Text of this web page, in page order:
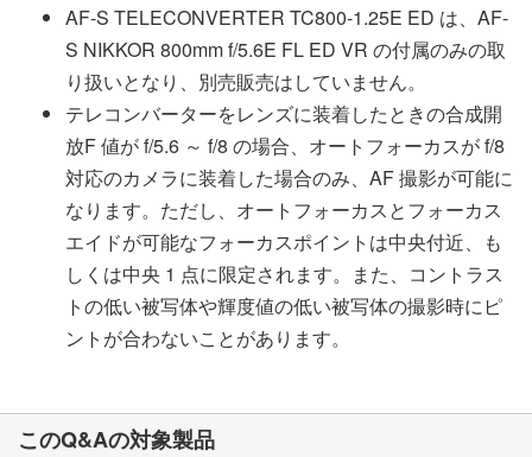
AF-S TELECONVERTER TC800-1.25E ED は、AF-
S NIKKOR 800mm f/5.6E FL ED VR の付属のみの取
り扱いとなり、別売販売はしていません。
テレコンバーターをレンズに装着したときの合成開
放F 値が f/5.6 ～ f/8 の場合、オートフォーカスが f/8
対応のカメラに装着した場合のみ、AF 撮影が可能に
なります。ただし、オートフォーカスとフォーカス
エイドが可能なフォーカスポイントは中央付近、も
しくは中央 1 点に限定されます。また、コントラス
トの低い被写体や輝度値の低い被写体の撮影時にピ
ントが合わないことがあります。
このQ&Aの対象製品